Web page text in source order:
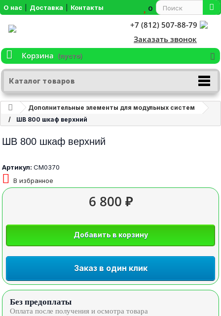
О нас Доставка Контакты 0
+7 (812) 507-88-79
Заказать звонок
Корзина
(пусто)
Каталог товаров
Дополнительные элементы для модульных систем
ШВ 800 шкаф верхний
ШВ 800 шкаф верхний
Артикул: СМ0370
В избранное
6 800 ₽
Добавить в корзину
Заказ в один клик
Без предоплаты
Оплата после получения и осмотра товара